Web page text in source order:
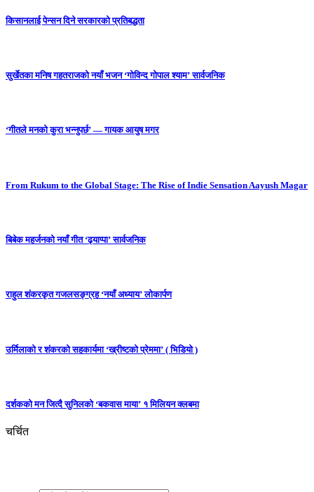
किसानलाई पेन्सन दिने सरकारको प्रतिबद्धता
सुर्खेतका मनिष गहतराजको नयाँ भजन ‘गोविन्द गोपाल श्याम’ सार्वजनिक
‘गीतले मनको कुरा भन्नुपर्छ’ — गायक आयुष मगर
From Rukum to the Global Stage: The Rise of Indie Sensation Aayush Magar
बिबेक महर्जनको नयाँ गीत ‘ढ्याप्पा’ सार्वजनिक
राहुल शंकरकृत गजलसङ्ग्रह ‘नयाँ अध्याय’ लोकार्पण
उर्मिलाको र शंकरको सहकार्यमा ‘ख्रीष्टको प्रेममा’ ( भिडियो )
दर्शकको मन जित्दै सुनिलको ‘बकवास माया’ १ मिलियन क्लबमा
चर्चित